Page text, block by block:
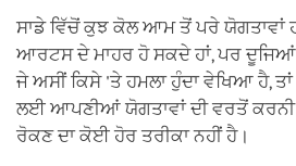
ਸਾਡੇ ਵਿੱਚੋਂ ਕੁਝ ਕੋਲ ਆਮ ਤੋਂ ਪਰੇ ਯੋਗਤਾਵਾਂ
ਆਰਟਸ ਦੇ ਮਾਹਰ ਹੋ ਸਕਦੇ ਹਾਂ, ਪਰ ਦੂਜਿਆਂ
ਜੇ ਅਸੀਂ ਕਿਸੇ 'ਤੇ ਹਮਲਾ ਹੁੰਦਾ ਵੇਖਿਆ ਹੈ,
ਲਈ ਆਪਣੀਆਂ ਯੋਗਤਾਵਾਂ ਦੀ ਵਰਤੋਂ ਕਰਨੀ
ਰੋਕਣ ਦਾ ਕੋਈ ਹੋਰ ਤਰੀਕਾ ਨਹੀਂ ਹੈ।